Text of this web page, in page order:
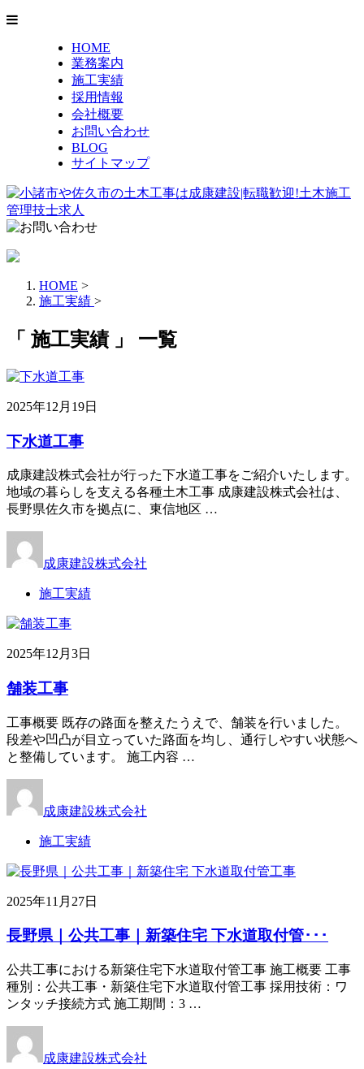
HOME
業務案内
施工実績
採用情報
会社概要
お問い合わせ
BLOG
サイトマップ
HOME >
施工実績 >
「 施工実績 」 一覧
2025年12月19日
下水道工事
成康建設株式会社が行った下水道工事をご紹介いたします。
地域の暮らしを支える各種土木工事 成康建設株式会社は、
長野県佐久市を拠点に、東信地区 …
成康建設株式会社
施工実績
2025年12月3日
舗装工事
工事概要 既存の路面を整えたうえで、舗装を行いました。
段差や凹凸が目立っていた路面を均し、通行しやすい状態へ
と整備しています。 施工内容 …
成康建設株式会社
施工実績
2025年11月27日
長野県｜公共工事｜新築住宅 下水道取付管･･･
公共工事における新築住宅下水道取付管工事 施工概要 工事
種別：公共工事・新築住宅下水道取付管工事 採用技術：ワ
ンタッチ接続方式 施工期間：3 …
成康建設株式会社